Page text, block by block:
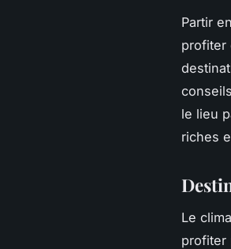
Partir
profiter
le lieu
riches
Le
profiter